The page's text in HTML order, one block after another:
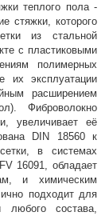
теплого пола -
стяжки, которого
из стальной
с пластиковыми
полимерных
их эксплуатации
расширением
Фиброволокно
увеличивает её
DIN 18560 к
в системах
16091, обладает
и химическим
подходит для
любого состава,